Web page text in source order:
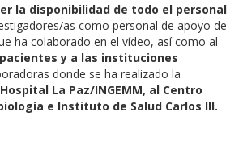
la disponibilidad de todo el personal
as como personal de apoyo de
ha colaborado en el vídeo, así como al
y a las instituciones
donde se ha realizado la
Hospital La Paz/INGEMM, al Centro
e Instituto de Salud Carlos III.